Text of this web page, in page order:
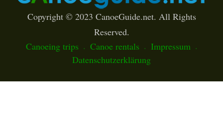
Copyright © 2023 CanoeGuide.net. All Rights
Reserved.
Canoeing trips
Canoe rentals
Impressum
Datenschutzerklärung